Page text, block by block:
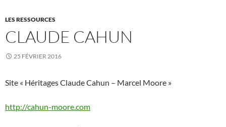
LES RESSOURCES
CLAUDE CAHUN
25 FÉVRIER 2016
Site « Héritages Claude Cahun – Marcel Moore »
http://cahun-moore.com